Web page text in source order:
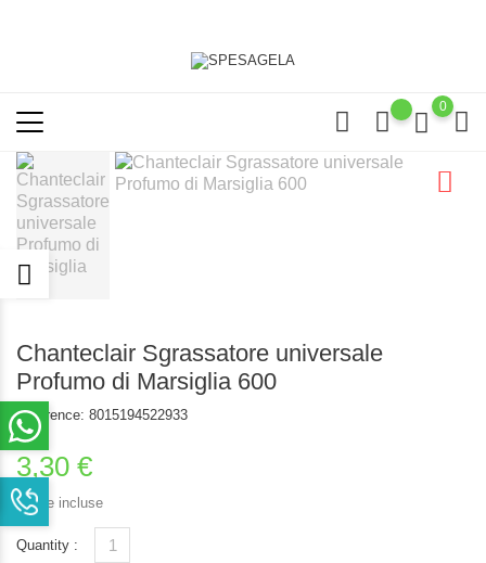
0
Chanteclair Sgrassatore universale
Profumo di Marsiglia 600
Reference: 8015194522933
3,30 €
Tasse incluse
Quantity :